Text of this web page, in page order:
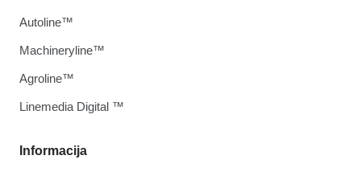
Informacija
Autoline™
Machineryline™
Agroline™
Linemedia Digital ™